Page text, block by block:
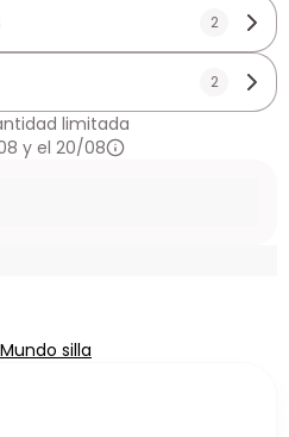
2
2
limitada
y el 20/08
silla